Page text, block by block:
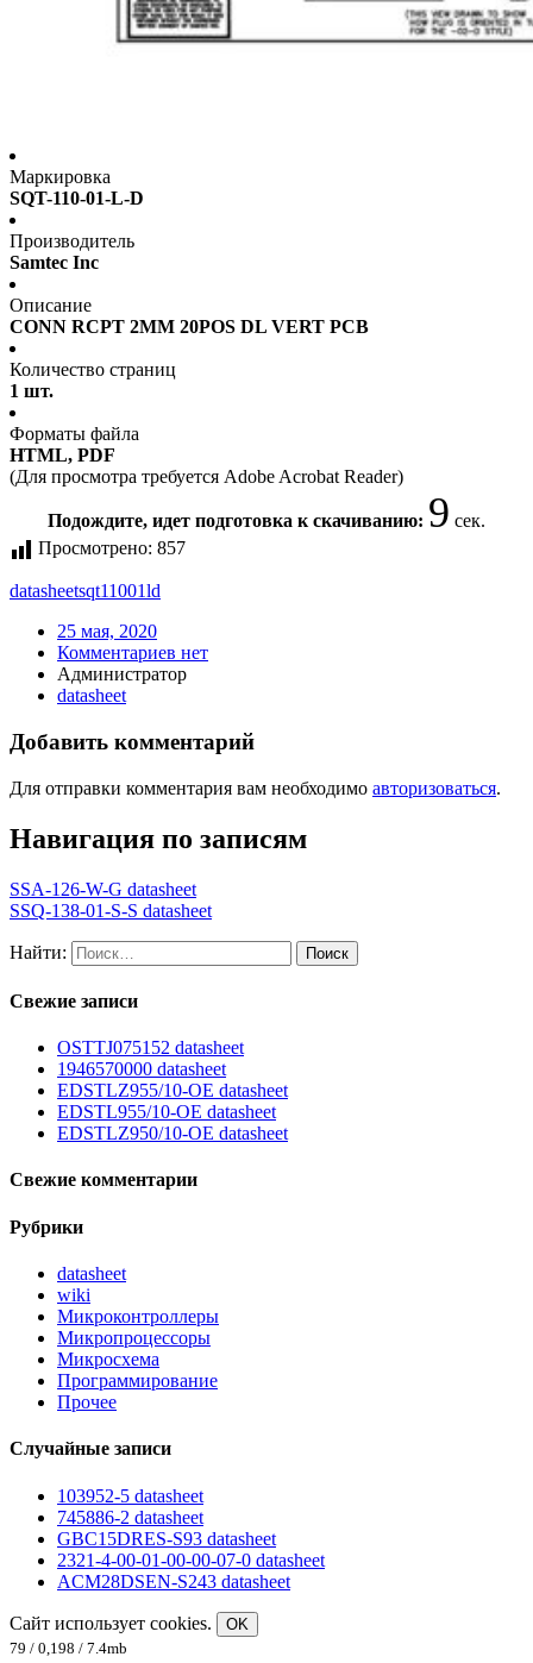
Маркировка
SQT-110-01-L-D
Производитель
Samtec Inc
Описание
CONN RCPT 2MM 20POS DL VERT PCB
Количество страниц
1 шт.
Форматы файла
HTML, PDF
(Для просмотра требуется Adobe Acrobat Reader)
Подождите, идет подготовка к скачиванию: 9 сек.
Просмотрено: 857
datasheetsqt11001ld
25 мая, 2020
Комментариев нет
Администратор
datasheet
Добавить комментарий
Для отправки комментария вам необходимо авторизоваться.
Навигация по записям
SSA-126-W-G datasheet
SSQ-138-01-S-S datasheet
Найти:
Свежие записи
OSTTJ075152 datasheet
1946570000 datasheet
EDSTLZ955/10-OE datasheet
EDSTL955/10-OE datasheet
EDSTLZ950/10-OE datasheet
Свежие комментарии
Рубрики
datasheet
wiki
Микроконтроллеры
Микропроцессоры
Микросхема
Программирование
Прочее
Случайные записи
103952-5 datasheet
745886-2 datasheet
GBC15DRES-S93 datasheet
2321-4-00-01-00-00-07-0 datasheet
ACM28DSEN-S243 datasheet
Сайт использует cookies.
OK
79 / 0,198 / 7.4mb